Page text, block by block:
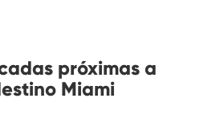
próximas a
Miami